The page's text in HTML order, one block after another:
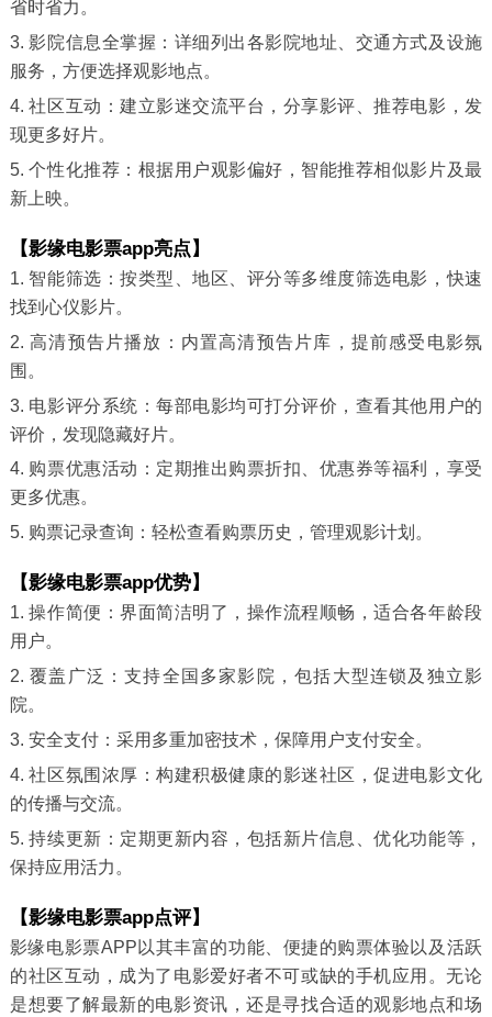
省时省力。
3. 影院信息全掌握：详细列出各影院地址、交通方式及设施
服务，方便选择观影地点。
4. 社区互动：建立影迷交流平台，分享影评、推荐电影，发
现更多好片。
5. 个性化推荐：根据用户观影偏好，智能推荐相似影片及最
新上映。
【影缘电影票app亮点】
1. 智能筛选：按类型、地区、评分等多维度筛选电影，快速
找到心仪影片。
2. 高清预告片播放：内置高清预告片库，提前感受电影氛
围。
3. 电影评分系统：每部电影均可打分评价，查看其他用户的
评价，发现隐藏好片。
4. 购票优惠活动：定期推出购票折扣、优惠券等福利，享受
更多优惠。
5. 购票记录查询：轻松查看购票历史，管理观影计划。
【影缘电影票app优势】
1. 操作简便：界面简洁明了，操作流程顺畅，适合各年龄段
用户。
2. 覆盖广泛：支持全国多家影院，包括大型连锁及独立影
院。
3. 安全支付：采用多重加密技术，保障用户支付安全。
4. 社区氛围浓厚：构建积极健康的影迷社区，促进电影文化
的传播与交流。
5. 持续更新：定期更新内容，包括新片信息、优化功能等，
保持应用活力。
【影缘电影票app点评】
影缘电影票APP以其丰富的功能、便捷的购票体验以及活跃
的社区互动，成为了电影爱好者不可或缺的手机应用。无论
是想要了解最新的电影资讯，还是寻找合适的观影地点和场